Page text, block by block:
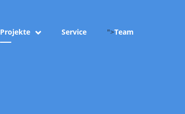
Projekte Service ">Team